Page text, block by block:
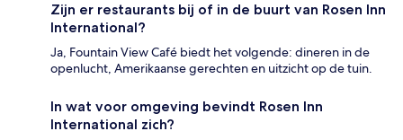
Zijn er restaurants bij of in de buurt van Rosen Inn
International?
Ja, Fountain View Café biedt het volgende: dineren in de
openlucht, Amerikaanse gerechten en uitzicht op de tuin.
In wat voor omgeving bevindt Rosen Inn
International zich?